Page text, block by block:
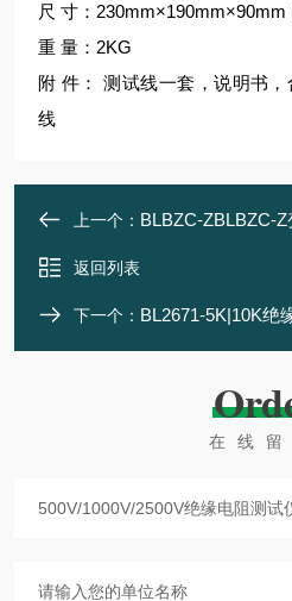
尺 寸：230mm×190mm×90mm
重 量：2KG
附 件： 测试线一套，说明书
线
上一个： BLBZC-ZBLBZC-
返回列表
下一个： BL2671-5K|10K绝
在线留